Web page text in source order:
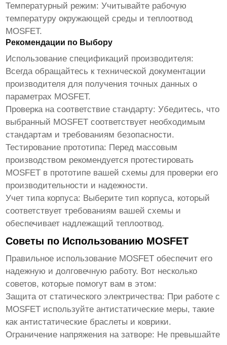
Температурный режим: Учитывайте рабочую
температуру окружающей среды и теплоотвод
MOSFET.
Рекомендации по Выбору
Использование спецификаций производителя:
Всегда обращайтесь к технической документации
производителя для получения точных данных о
параметрах MOSFET.
Проверка на соответствие стандарту: Убедитесь, что
выбранный MOSFET соответствует необходимым
стандартам и требованиям безопасности.
Тестирование прототипа: Перед массовым
производством рекомендуется протестировать
MOSFET в прототипе вашей схемы для проверки его
производительности и надежности.
Учет типа корпуса: Выберите тип корпуса, который
соответствует требованиям вашей схемы и
обеспечивает надлежащий теплоотвод.
Советы по Использованию MOSFET
Правильное использование MOSFET обеспечит его
надежную и долговечную работу. Вот несколько
советов, которые помогут вам в этом:
Защита от статического электричества: При работе с
MOSFET используйте антистатические меры, такие
как антистатические браслеты и коврики.
Ограничение напряжения на затворе: Не превышайте